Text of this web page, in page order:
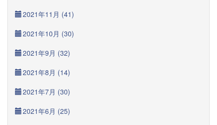
2021年11月 (41)
2021年10月 (30)
2021年9月 (32)
2021年8月 (14)
2021年7月 (30)
2021年6月 (25)